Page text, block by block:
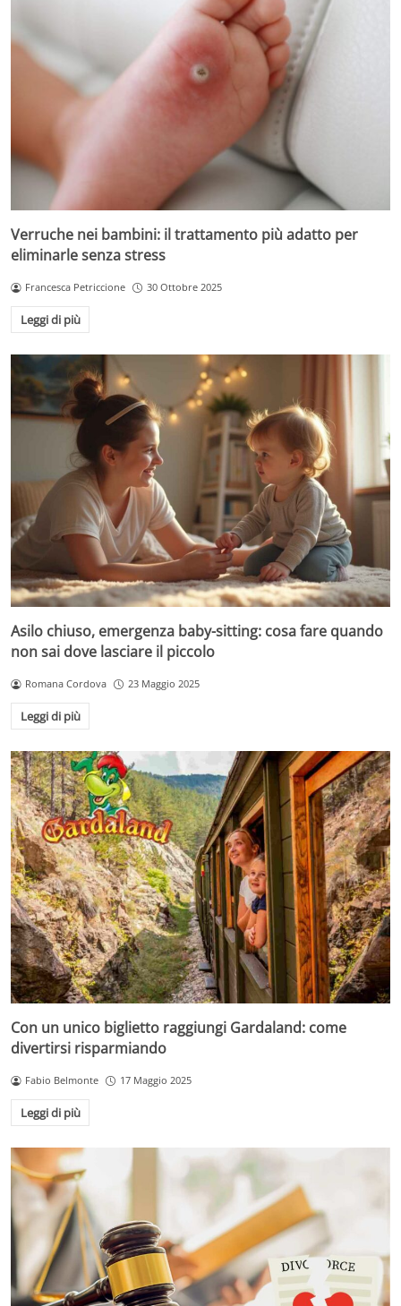
Verruche nei bambini: il trattamento più adatto per
eliminarle senza stress
Francesca Petriccione 30 Ottobre 2025
Leggi di più
Asilo chiuso, emergenza baby-sitting: cosa fare quando
non sai dove lasciare il piccolo
Romana Cordova 23 Maggio 2025
Leggi di più
Con un unico biglietto raggiungi Gardaland: come
divertirsi risparmiando
Fabio Belmonte 17 Maggio 2025
Leggi di più